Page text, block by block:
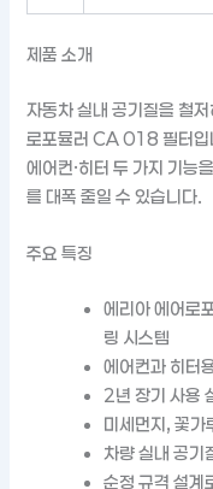
제품 소개
자동차 실내 공기질을 철
로포뮬러 CA 018 필터입
에어컨·히터 두 가지 기능
를 대폭 줄일 수 있습니다.
주요 특징
에리아 에어로
링 시스템
에어컨과 히터
2년 장기 사용
미세먼지, 꽃가
차량 실내 공기
순정 규격 설계